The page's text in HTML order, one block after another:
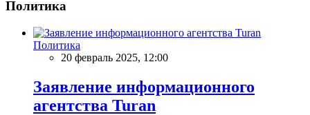
Политика
Политика
20 февраль 2025, 12:00
Заявление информационного
агентства Turan